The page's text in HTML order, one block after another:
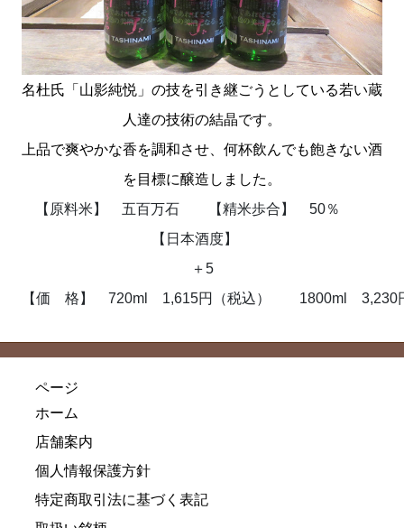
名杜氏「山影純悦」の技を引き継ごうとしている若い蔵
人達の技術の結晶です。
上品で爽やかな香を調和させ、何杯飲んでも飽きない酒
を目標に醸造しました。
【原料米】 五百万石 【精米歩合】 50％
【 日本酒度】
＋5
【価 格】 720ml 1,615円（税込） 1800ml 3,230
ページ
ホーム
店舗案内
個人情報保護方針
特定商取引法に基づく表記